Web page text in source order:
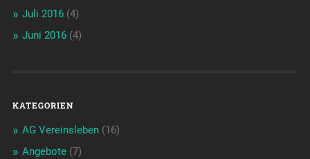
Juli 2016(4)
Juni 2016(4)
KATEGORIEN
AG Vereinsleben(16)
Angebote(7)